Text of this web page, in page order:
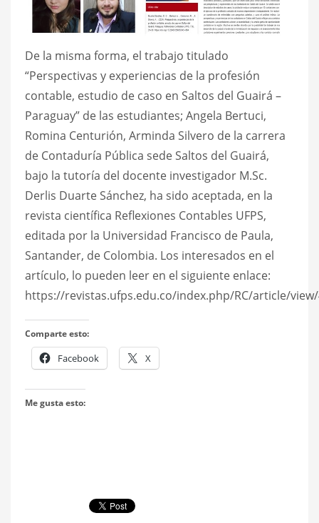
De la misma forma, el trabajo titulado
“Perspectivas y experiencias de la profesión
contable, estudio de caso en Saltos del Guairá –
Paraguay” de las estudiantes; Angela Bertuci,
Romina Centurión, Arminda Silvero de la carrera
de Contaduría Pública sede Saltos del Guairá,
bajo la tutoría del docente investigador M.Sc.
Derlis Duarte Sánchez, ha sido aceptada, en la
revista científica Reflexiones Contables UFPS,
editada por la Universidad Francisco de Paula,
Santander, de Colombia. Los interesados en el
artículo, lo pueden leer en el siguiente enlace:
https://revistas.ufps.edu.co/index.php/RC/article/
Comparte esto:
Facebook X
Me gusta esto: